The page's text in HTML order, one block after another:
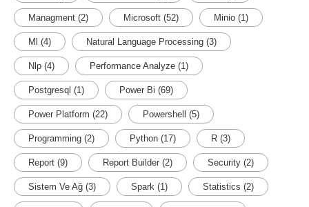
Managment (2) Microsoft (52) Minio (1)
Ml (4) Natural Language Processing (3)
Nlp (4) Performance Analyze (1)
Postgresql (1) Power Bi (69)
Power Platform (22) Powershell (5)
Programming (2) Python (17) R (3)
Report (9) Report Builder (2) Security (2)
Sistem Ve Ağ (3) Spark (1) Statistics (2)